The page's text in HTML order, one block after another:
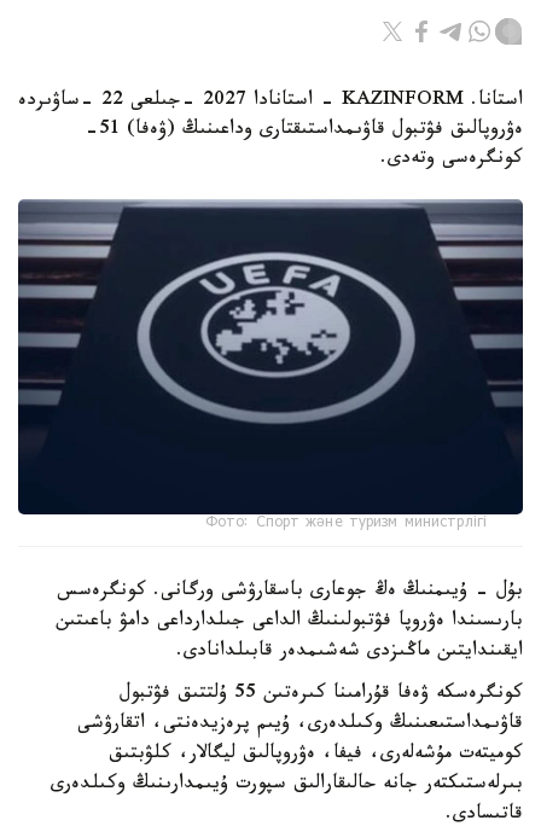
استانا. KAZINFORM - استانادا 2027 -جىلعى 22 -ساۋىردە
ەۋروپالىق فۋتبول قاۋىمداستىقتارى وداعىنىڭ (ۋەفا) 51-
كونگرەسى وتەدى.
Фото: Спорт және туризм министрлігі
بۇل - ۇيىمنىڭ ەڭ جوعارى باسقارۋشى ورگانى. كونگرەسس
بارىسىندا ەۋروپا فۋتبولىنىڭ الداعى جىلدارداعى دامۋ باعىتىن
ايقىندايتىن ماڭىزدى شەشىمدەر قابىلدانادى.
كونگرەسكە ۋەفا قۇرامىنا كىرەتىن 55 ۇلتتىق فۋتبول
قاۋىمداستىعىنىڭ وكىلدەرى، ۇيىم پرەزيدەنتى، اتقارۋشى
كوميتەت مۇشەلەرى، فيفا، ەۋروپالىق ليگالار، كلۋبتىق
بىرلەستىكتەر جانە حالىقارالىق سپورت ۇيىمدارىنىڭ وكىلدەرى
قاتىسادى.